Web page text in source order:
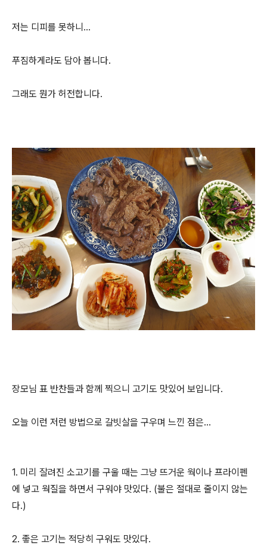
저는 디피를 못하니...
푸짐하게라도 담아 봅니다.
그래도 뭔가 허전합니다.
장모님 표 반찬들과 함께 찍으니 고기도 맛있어 보입니다.
오늘 이런 저런 방법으로 갈빗살을 구우며 느낀 점은...
1. 미리 잘려진 소고기를 구울 때는 그냥 뜨거운 웍이나 프라이펜
에 넣고 웍질을 하면서 구워야 맛있다. (불은 절대로 줄이지 않는
다.)
2. 좋은 고기는 적당히 구워도 맛있다.